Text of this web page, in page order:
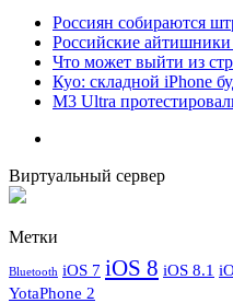
Россиян собираются
Российские айтишники
Что может выйти из
Куо: складной iPhone
M3 Ultra
Виртуальный сервер
Метки
Bluetooth iOS 7 iOS 8 iOS 8.1
YotaPhone 2